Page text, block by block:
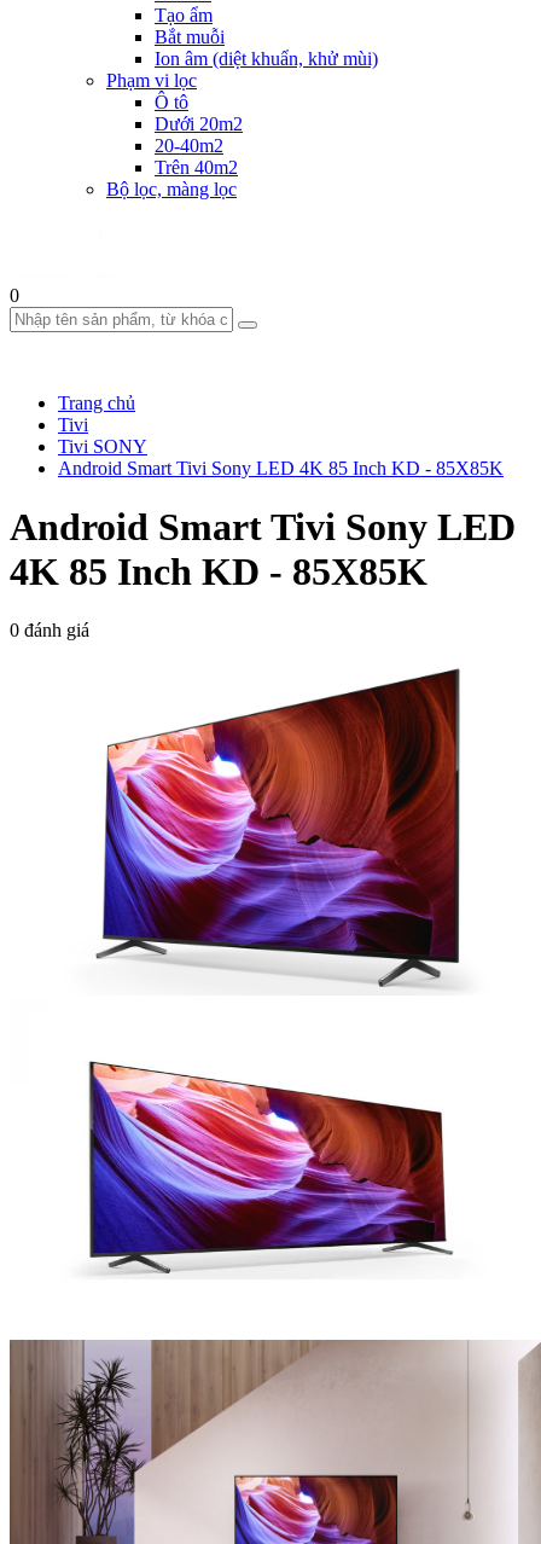
Tạo ẩm
Bắt muỗi
Ion âm (diệt khuẩn, khử mùi)
Phạm vi lọc
Ô tô
Dưới 20m2
20-40m2
Trên 40m2
Bộ lọc, màng lọc
0
Trang chủ
Tivi
Tivi SONY
Android Smart Tivi Sony LED 4K 85 Inch KD - 85X85K
Android Smart Tivi Sony LED
4K 85 Inch KD - 85X85K
0 đánh giá